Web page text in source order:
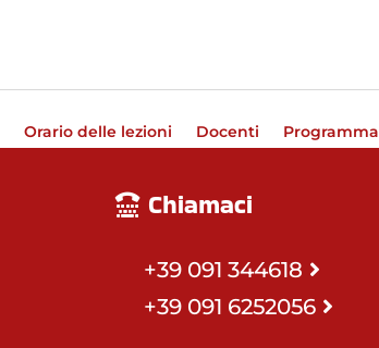
Orario delle lezioni Docenti Programma
Chiamaci
+39 091 344618
+39 091 6252056